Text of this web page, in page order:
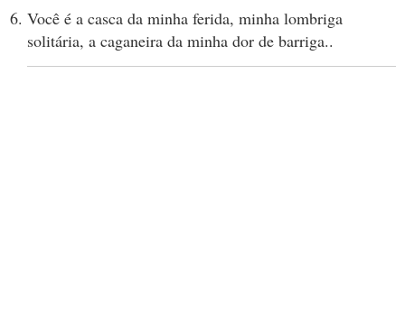
Você é a casca da minha ferida, minha lombriga
solitária, a caganeira da minha dor de barriga..